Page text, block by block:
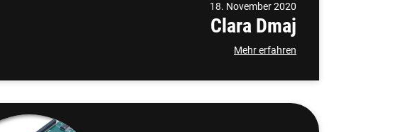
18. November 2020
Clara Dmaj
Mehr erfahren